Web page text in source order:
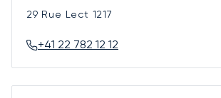
29 Rue Lect 1217
+41 22 782 12 12